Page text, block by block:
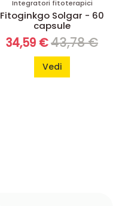
Integratori fitoterapici
Fitoginkgo Solgar - 60
capsule
34,59 €43,78 €
Vedi